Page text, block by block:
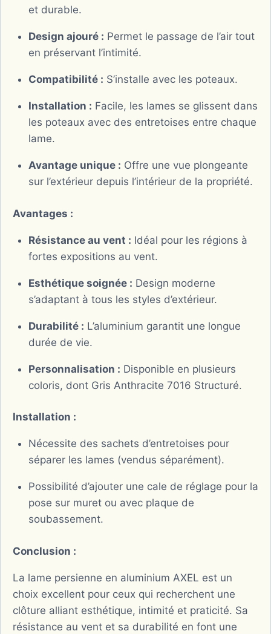
et durable.
Design ajouré : Permet le passage de l’air tout
en préservant l’intimité.
Compatibilité : S’installe avec les poteaux.
Installation : Facile, les lames se glissent dans
les poteaux avec des entretoises entre chaque
lame.
Avantage unique : Offre une vue plongeante
sur l’extérieur depuis l’intérieur de la propriété.
Avantages :
Résistance au vent : Idéal pour les régions à
fortes expositions au vent.
Esthétique soignée : Design moderne
s’adaptant à tous les styles d’extérieur.
Durabilité : L’aluminium garantit une longue
durée de vie.
Personnalisation : Disponible en plusieurs
coloris, dont Gris Anthracite 7016 Structuré.
Installation :
Nécessite des sachets d’entretoises pour
séparer les lames (vendus séparément).
Possibilité d’ajouter une cale de réglage pour la
pose sur muret ou avec plaque de
soubassement.
Conclusion :
La lame persienne en aluminium AXEL est un
choix excellent pour ceux qui recherchent une
clôture alliant esthétique, intimité et praticité. Sa
résistance au vent et sa durabilité en font une